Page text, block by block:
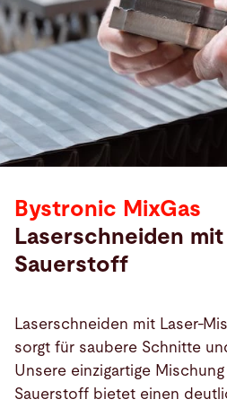
Bystronic MixGas
Laserschneiden
Sauerstoff
Laserschneiden mit Laser-
sorgt für saubere Schnitte
Unsere einzigartige
Sauerstoff bietet einen